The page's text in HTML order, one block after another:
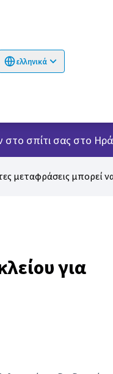
ελληνικά
Choose language
στο σπίτι σας στο
μεταφράσεις μπορεί
για